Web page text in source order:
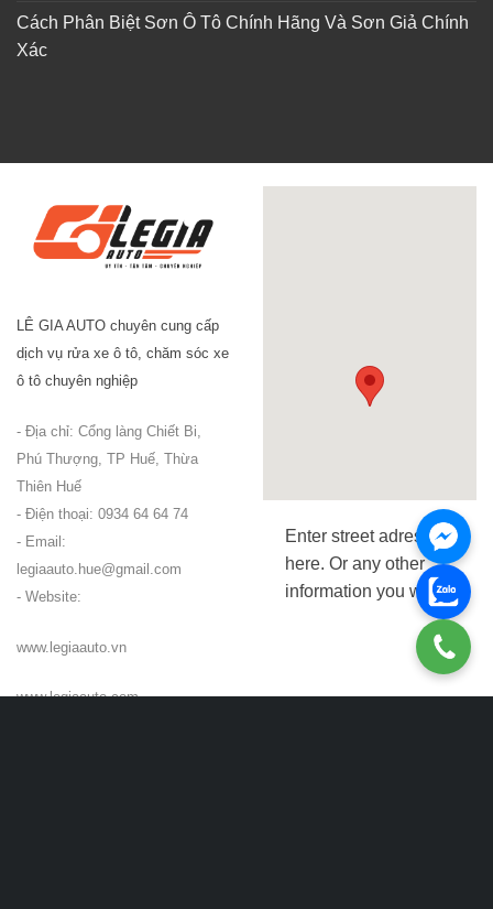
Cách Phân Biệt Sơn Ô Tô Chính Hãng Và Sơn Giả Chính
Xác
LÊ GIA AUTO chuyên cung cấp
dịch vụ rửa xe ô tô, chăm sóc xe
ô tô chuyên nghiệp
- Địa chỉ: Cổng làng Chiết Bi,
Phú Thượng, TP Huế, Thừa
Thiên Huế
- Điện thoại: 0934 64 64 74
- Email:
legiaauto.hue@gmail.com
- Website:
www.legiaauto.vn
www.legiaauto.com
Enter street adress
here. Or any other
information you want.